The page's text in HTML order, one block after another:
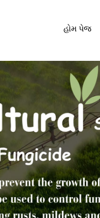
હોમ પેજ